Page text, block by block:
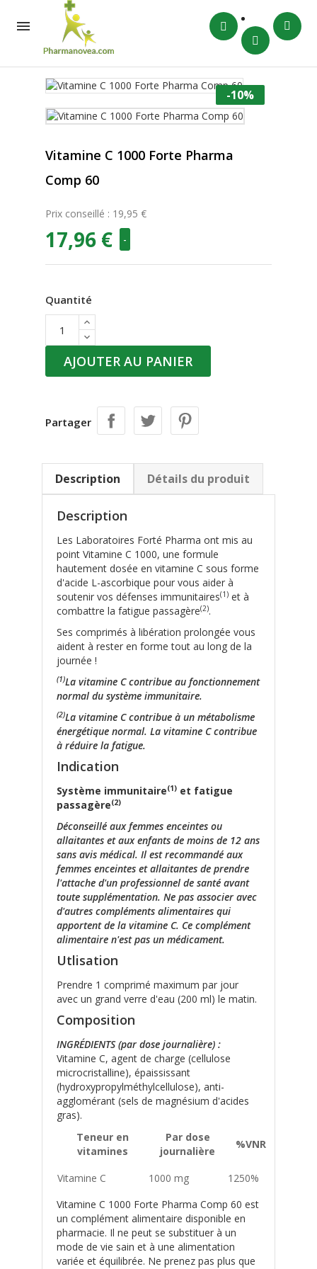

-10%
Vitamine C 1000 Forte Pharma
Comp 60
Prix conseillé : 19,95 €
17,96 € -
Quantité
AJOUTER AU PANIER
Partager
Description Détails du produit
Description
Les Laboratoires Forté Pharma ont mis au
point Vitamine C 1000, une formule
hautement dosée en vitamine C sous forme
d'acide L-ascorbique pour vous aider à
soutenir vos défenses immunitaires(1) et à
combattre la fatigue passagère(2).
Ses comprimés à libération prolongée vous
aident à rester en forme tout au long de la
journée !
(1)La vitamine C contribue au fonctionnement
normal du système immunitaire.
(2)La vitamine C contribue à un métabolisme
énergétique normal. La vitamine C contribue
à réduire la fatigue.
Indication
Système immunitaire(1) et fatigue
passagère(2)
Déconseillé aux femmes enceintes ou
allaitantes et aux enfants de moins de 12 ans
sans avis médical. Il est recommandé aux
femmes enceintes et allaitantes de prendre
l'attache d'un professionnel de santé avant
toute supplémentation. Ne pas associer avec
d'autres compléments alimentaires qui
apportent de la vitamine C. Ce complément
alimentaire n'est pas un médicament.
Utlisation
Prendre 1 comprimé maximum par jour
avec un grand verre d'eau (200 ml) le matin.
Composition
INGRÉDIENTS (par dose journalière) :
Vitamine C, agent de charge (cellulose
microcristalline), épaississant
(hydroxypropylméthylcellulose), anti-
agglomérant (sels de magnésium d'acides
gras).
Teneur en
vitamines
Par dose
journalière
%VNR
Vitamine C 1000 mg
1250%
Vitamine C 1000 Forte Pharma Comp 60 est
un complément alimentaire disponible en
pharmacie. Il ne peut se substituer à un
mode de vie sain et à une alimentation
variée et équilibrée. Ne prenez pas plus que